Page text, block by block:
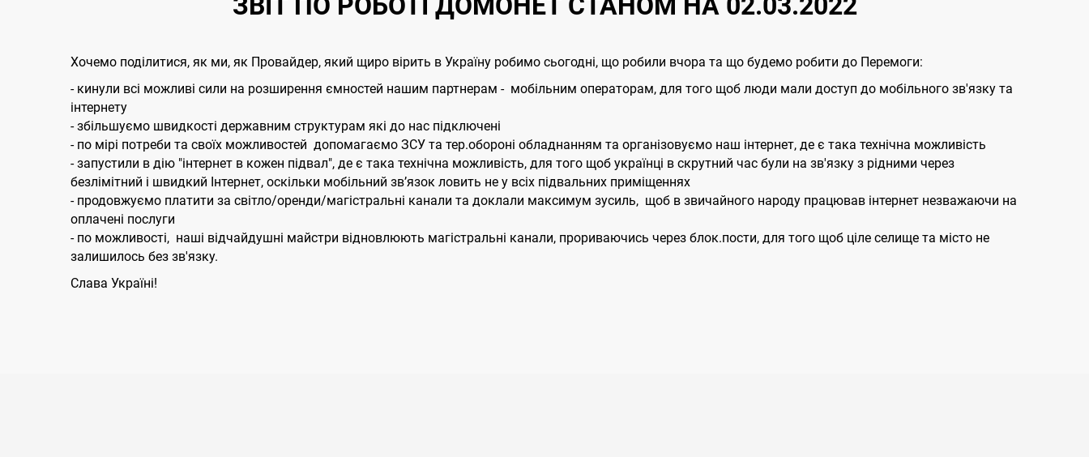
Хочемо поділитися, як ми, як Провайдер, який щиро вірить в Україну робимо сьогодні, що робили вчора та що будемо робити до Перемоги:
- кинули всі можливі сили на розширення ємностей нашим партнерам - мобільним операторам, для того щоб люди мали доступ до мобільного зв'язку та
інтернету
- збільшуємо швидкості державним структурам які до нас підключені
- по мірі потреби та своїх можливостей допомагаємо ЗСУ та тер.обороні обладнанням та організовуємо наш інтернет, де є така технічна можливість
- запустили в дію "інтернет в кожен підвал", де є така технічна можливість, для того щоб українці в скрутний час були на зв'язку з рідними через
безлімітний і швидкий Інтернет, оскільки мобільний зв’язок ловить не у всіх підвальних приміщеннях
- продовжуємо платити за світло/оренди/магістральні канали та доклали максимум зусиль, щоб в звичайного народу працював інтернет незважаючи на
оплачені послуги
- по можливості, наші відчайдушні майстри відновлюють магістральні канали, прориваючись через блок.пости, для того щоб ціле селище та місто не
залишилось без зв'язку.
Слава Україні!